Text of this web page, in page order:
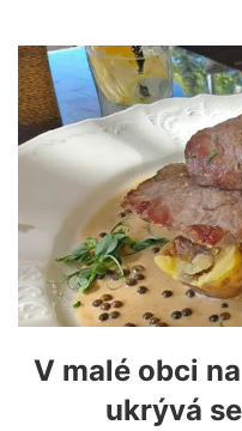
V malé obci
ukrývá